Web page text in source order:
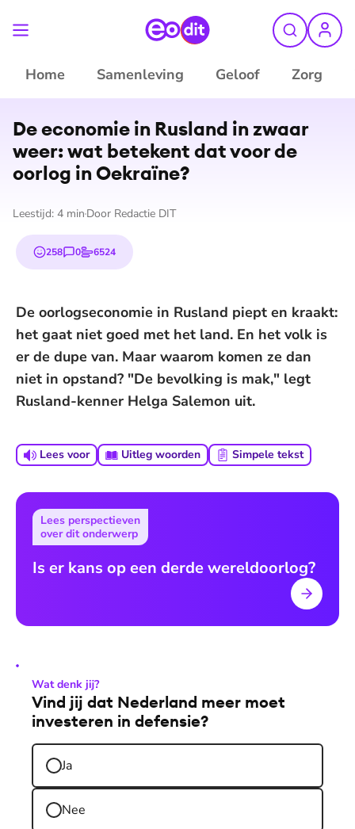
Home Samenleving Geloof Zorg
De economie in Rusland in zwaar
weer: wat betekent dat voor de
oorlog in Oekraïne?
Leestijd: 4 min Door Redactie DIT
258
emojis0
reacties
6524
stemmen
De oorlogseconomie in Rusland piept en kraakt:
het gaat niet goed met het land. En het volk is
er de dupe van. Maar waarom komen ze dan
niet in opstand? "De bevolking is mak," legt
Rusland-kenner Helga Salemon uit.
Lees voor Uitleg woorden Simpele tekst
Lees perspectieven
over dit onderwerp
Is er kans op een derde wereldoorlog?
Wat denk jij?
Vind jij dat Nederland meer moet
investeren in defensie?
Ja
Nee